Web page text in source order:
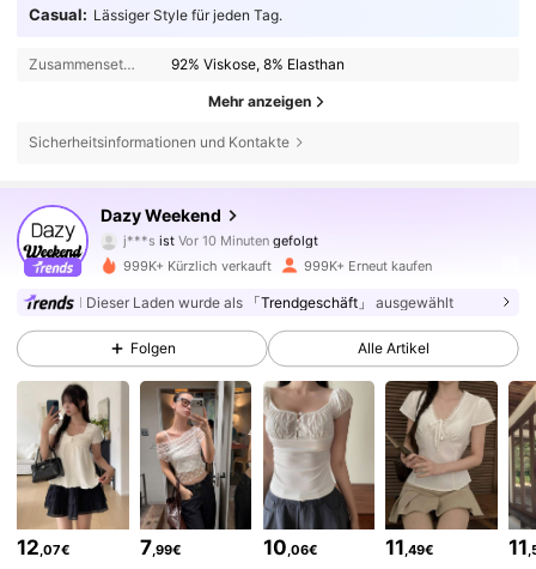
Casual: Lässiger Style für jeden Tag.
Zusammensetzung: 92% Viskose, 8% Elasthan
Mehr anzeigen
Sicherheitsinformationen und Kontakte
Dazy Weekend
s***0ist am Durchsuchen
4,85
947K Follower
4,85
947K Follower
4,85 947K Follower
999K+ Kürzlich verkauft 999K+ Erneut kaufen
Dieser Laden wurde als 「Trendgeschäft」 ausgewählt
Folgen Alle Artikel
12,07€ 7,99€ 10,06€ 11,49€ 11